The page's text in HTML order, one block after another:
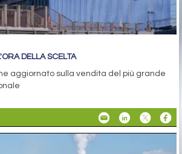
DELLA SCELTA
aggiornato sulla vendita del più grande